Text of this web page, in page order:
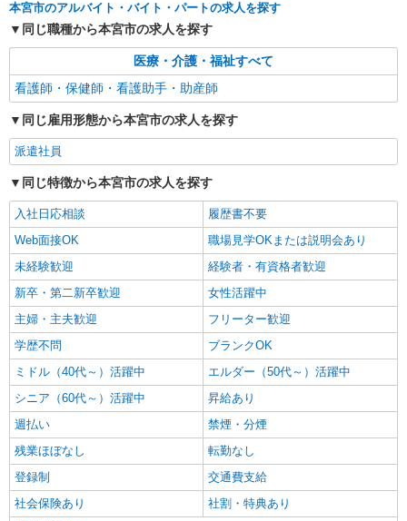
福島県本宮市本宮字南町裡
キープ 詳細を見る
派遣社員
株式会社kotrio /●SD-H-1983721
通費全支給(ガソリン代含む)＞
本宮市 二本松市からもアクセス◎
キープ 詳細を見る
派遣社員
株式会社kotrio /●SD-H-1993561
本宮市｜家庭と両立できる＊デイサービス看護
時給2000円〜2500円 ＜日払い有/週払い有/交
通費全支給(ガソリン代含む)＞
本宮市/来社不要/面接なし/車通勤OK
派遣社員
株式会社kotrio /●SD-H-2066379
本宮市のアルバイト・バイト・パートの求人を探す
同じ職種から本宮市の求人を探す
医療・介護・福祉すべて
看護師・保健師・看護助手・助産師
同じ雇用形態から本宮市の求人を探す
派遣社員
同じ特徴から本宮市の求人を探す
入社日応相談
履歴書不要
Web面接OK
職場見学OKまたは説明会あり
未経験歓迎
経験者・有資格者歓迎
新卒・第二新卒歓迎
女性活躍中
主婦・主夫歓迎
フリーター歓迎
学歴不問
ブランクOK
ミドル（40代～）活躍中
エルダー（50代～）活躍中
シニア（60代～）活躍中
昇給あり
週払い
禁煙・分煙
残業ほぼなし
転勤なし
登録制
交通費支給
社会保険あり
社割・特典あり